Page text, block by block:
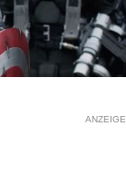
ANZEIGE